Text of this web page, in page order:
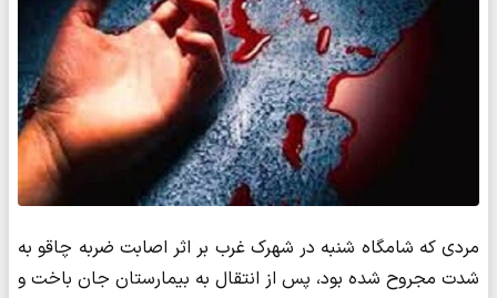
مردی که شامگاه شنبه در شهرک غرب بر اثر اصابت ضربه چاقو به
شدت مجروح شده بود، پس از انتقال به بیمارستان جان باخت و